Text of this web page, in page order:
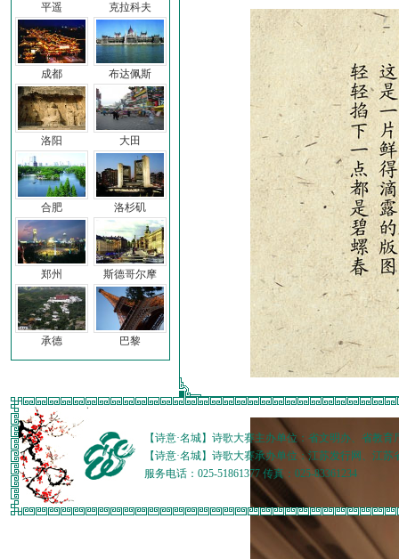
平遥
成都
洛阳
合肥
郑州
承德
克拉科夫
布达佩斯
大田
洛杉矶
斯德哥尔摩
巴黎
【诗意·名城】诗歌大赛主办单位：省文明办、省教
【诗意·名城】诗歌大赛承办单位：江苏发行网、江
服务电话：025-51861377 传真：025-83361234